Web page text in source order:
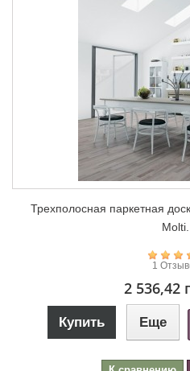
Трехполосная паркетная
1
2 536,42
Купить Еще